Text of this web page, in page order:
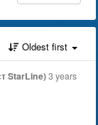
Oldest first
StarLine)3 years